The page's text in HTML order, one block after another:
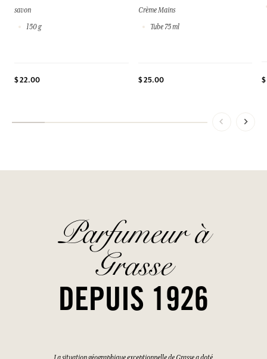
savon
150 g
$ 22.00
Crème Mains
Tube 75 ml
$ 25.00
Parfumeur à
Grasse
DEPUIS 1926